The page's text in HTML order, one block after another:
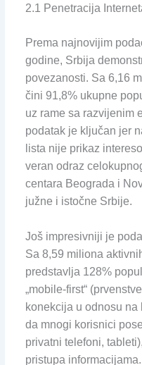
2.1 Penetracija
Prema najnovijim
godine, Srbija
povezanosti. Sa 6,16
čini 91,8% ukupne
uz rame sa razvijenim
podatak je ključan jer
lista nije prikaz
veran odraz
centara Beograda i
južne i istočne Srbije.
Još impresivniji je
Sa 8,59 miliona
predstavlja 128%
„mobile-first“
konekcija u odnosu
da mnogi korisnici
privatni telefoni,
pristupa informacijama.